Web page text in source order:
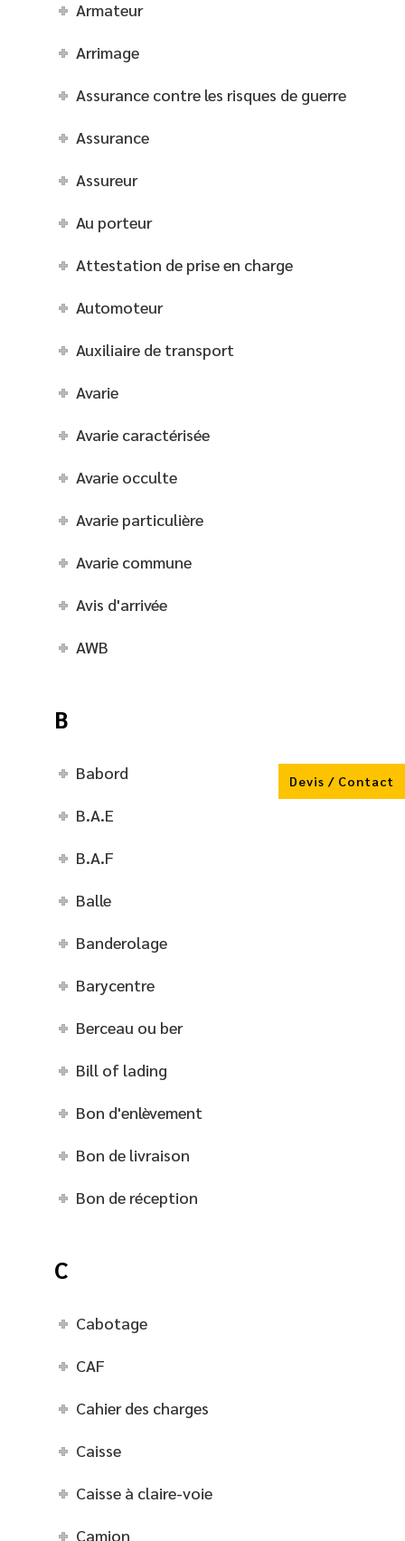
Devis / Contact
Armateur
Arrimage
Assurance contre les risques de guerre
Assurance
Assureur
Au porteur
Attestation de prise en charge
Automoteur
Auxiliaire de transport
Avarie
Avarie caractérisée
Avarie occulte
Avarie particulière
Avarie commune
Avis d'arrivée
AWB
B
Babord
B.A.E
B.A.F
Balle
Banderolage
Barycentre
Berceau ou ber
Bill of lading
Bon d'enlèvement
Bon de livraison
Bon de réception
C
Cabotage
CAF
Cahier des charges
Caisse
Caisse à claire-voie
Camion